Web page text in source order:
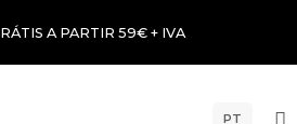
A PARTIR 59€ + IVA
PT